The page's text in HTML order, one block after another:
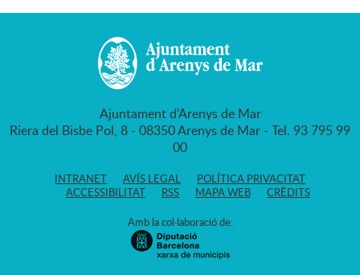
Ajuntament d'Arenys de Mar
Riera del Bisbe Pol, 8 - 08350 Arenys de Mar - Tel. 93 795 99
00
INTRANET AVÍS LEGAL
POLÍTICA PRIVACITAT
ACCESSIBILITAT
RSS MAPA WEB CRÈDITS
Amb la col·laboració de: